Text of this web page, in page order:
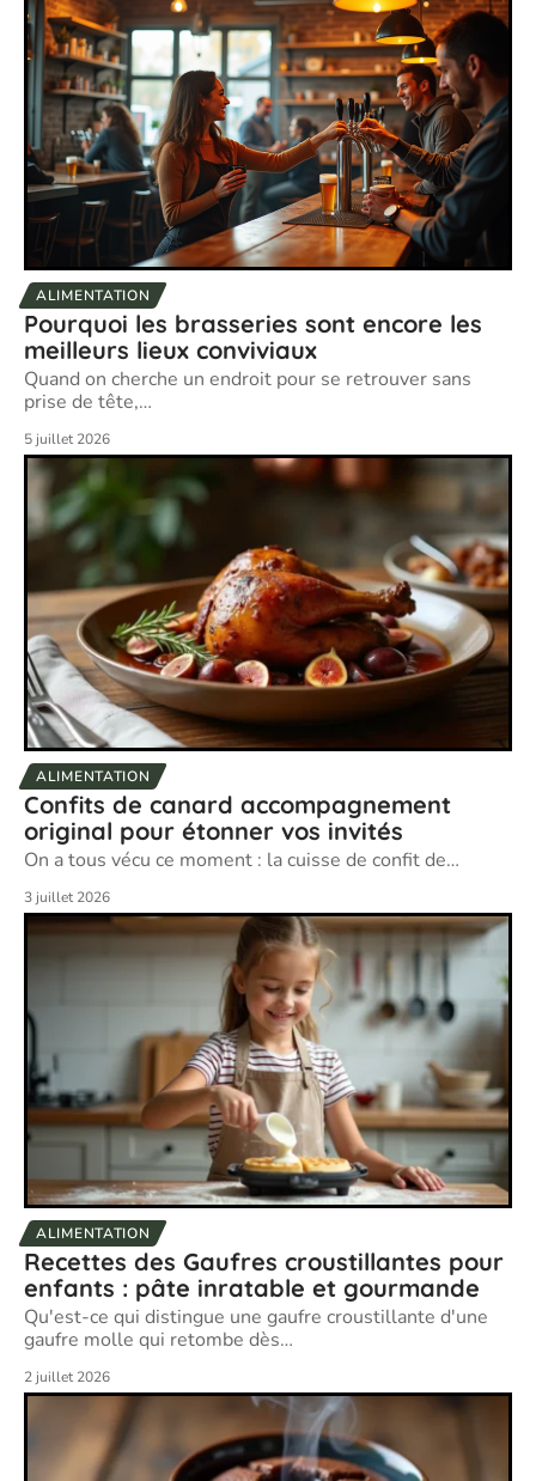
ALIMENTATION
Pourquoi les brasseries sont encore les
meilleurs lieux conviviaux
Quand on cherche un endroit pour se retrouver sans
prise de tête,…
5 juillet 2026
ALIMENTATION
Confits de canard accompagnement
original pour étonner vos invités
On a tous vécu ce moment : la cuisse de confit de…
3 juillet 2026
ALIMENTATION
Recettes des Gaufres croustillantes pour
enfants : pâte inratable et gourmande
Qu'est-ce qui distingue une gaufre croustillante d'une
gaufre molle qui retombe dès…
2 juillet 2026